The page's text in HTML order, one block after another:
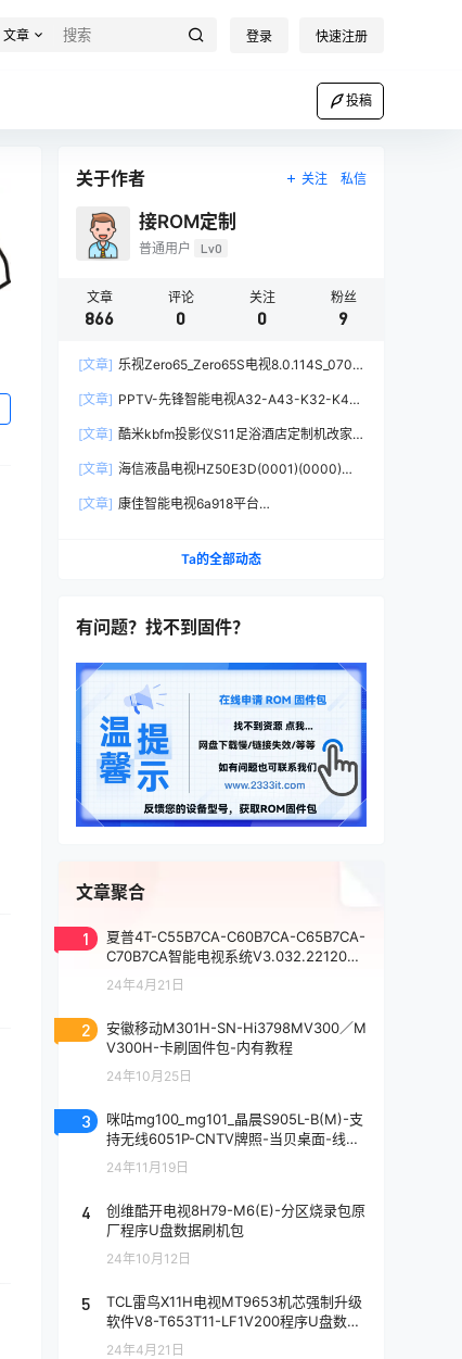
文章 登录 快速注册
投稿
关于作者 关注 私信
接ROM定制
普通用户 Lv0
文章
866
评论
0
关注
0
粉丝
9
[文章] 乐视Zero65_Zero65S电视8.0.114S_0706
[文章] PPTV-先锋智能电视A32-A43-K32-K43
[文章] 酷米kbfm投影仪S11足浴酒店定制机改家
[文章] 海信液晶电视HZ50E3D(0001)(0000)版
U盘刷机包
[文章] 康佳智能电视6a918平台
Ta的全部动态
有问题？找不到固件？
文章聚合
1
夏普4T-C55B7CA-C60B7CA-C65B7CA-
C70B7CA智能电视系统V3.032.221203
(T3.2)版本_电视刷机数据固件升级包
24年4月21日
2
安徽移动M301H-SN-Hi3798MV300／M
V300H-卡刷固件包-内有教程
24年10月25日
3
咪咕mg100_mg101_晶晨S905L-B(M)-支
持无线6051P-CNTV牌照-当贝桌面-线刷
固件包-内有教程(亲测)
24年11月19日
4
创维酷开电视8H79-M6(E)-分区烧录包原
厂程序U盘数据刷机包
24年10月12日
5
TCL雷鸟X11H电视MT9653机芯强制升级
软件V8-T653T11-LF1V200程序U盘数据
刷机包
24年4月21日